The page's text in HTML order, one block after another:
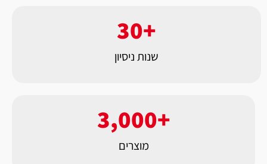
שנות ניסיון
+
30
מוצרים
+
3,000